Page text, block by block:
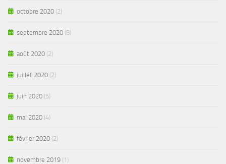
octobre 2020 (2)
septembre 2020 (8)
août 2020 (2)
juillet 2020 (2)
juin 2020 (5)
mai 2020 (4)
février 2020 (2)
novembre 2019 (1)